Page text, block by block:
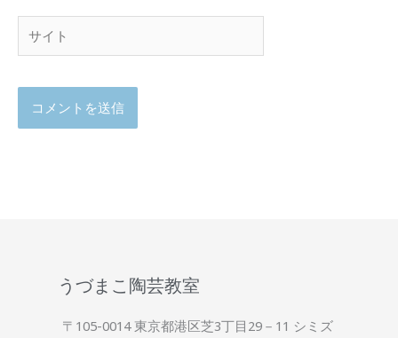
ト
うづまこ陶芸教室
〒105-0014 東京都港区芝3丁目29－11 シミズ